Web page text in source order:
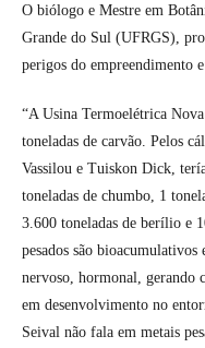
O biólogo e Mestre em
Grande do Sul (UFRGS),
perigos do empreendimento
“A Usina Termoelétrica
toneladas de carvão. Pelos
Vassilou e Tuiskon Dick,
toneladas de chumbo, 1
3.600 toneladas de berílio e
pesados são
nervoso, hormonal, gerando
em desenvolvimento no
Seival não fala em metais